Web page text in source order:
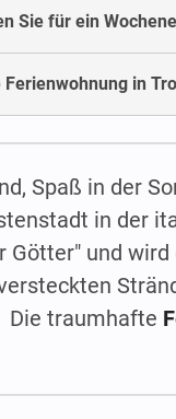
Sie für ein
Ferienwohnung in
Spaß in der
in der
Götter" und
Die traumhafte